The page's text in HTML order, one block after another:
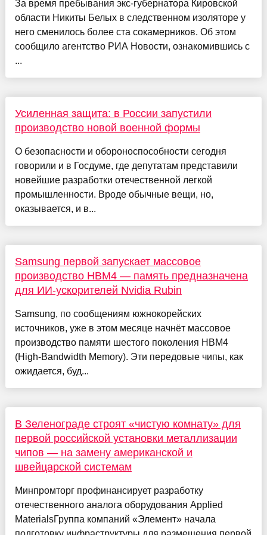
За время пребывания экс-губернатора Кировской
области Никиты Белых в следственном изоляторе у
него сменилось более ста сокамерников. Об этом
сообщило агентство РИА Новости, ознакомившись с
...
Усиленная защита: в России запустили
производство новой военной формы
О безопасности и обороноспособности сегодня
говорили и в Госдуме, где депутатам представили
новейшие разработки отечественной легкой
промышленности. Вроде обычные вещи, но,
оказывается, и в...
Samsung первой запускает массовое
производство HBM4 — память предназначена
для ИИ-ускорителей Nvidia Rubin
Samsung, по сообщениям южнокорейских
источников, уже в этом месяце начнёт массовое
производство памяти шестого поколения HBM4
(High-Bandwidth Memory). Эти передовые чипы, как
ожидается, буд...
В Зеленограде строят «чистую комнату» для
первой российской установки металлизации
чипов — на замену американской и
швейцарской системам
Минпромторг профинансирует разработку
отечественного аналога оборудования Applied
MaterialsГруппа компаний «Элемент» начала